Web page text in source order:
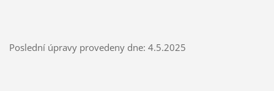
Poslední úpravy provedeny dne: 4.5.2025